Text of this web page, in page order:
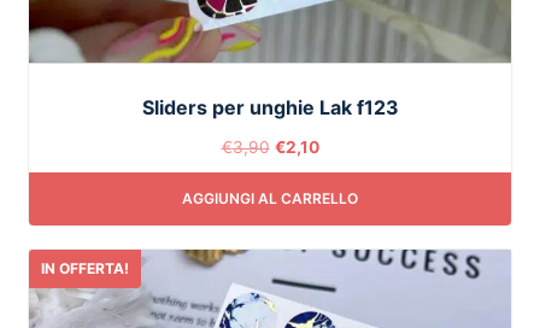
Sliders per unghie Lak f123
€3,90 €2,10
AGGIUNGI AL CARRELLO
IN OFFERTA!